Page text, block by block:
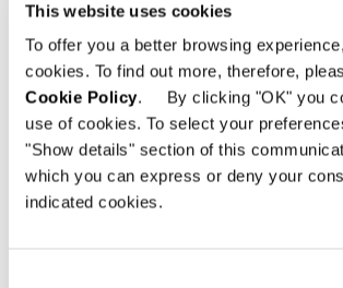
This website uses cookies
To offer you a better browsing
cookies. To find out more, therefore,
Cookie Policy. By clicking "OK" you
use of cookies. To select your
"Show details" section of this
which you can express or deny your
indicated cookies.